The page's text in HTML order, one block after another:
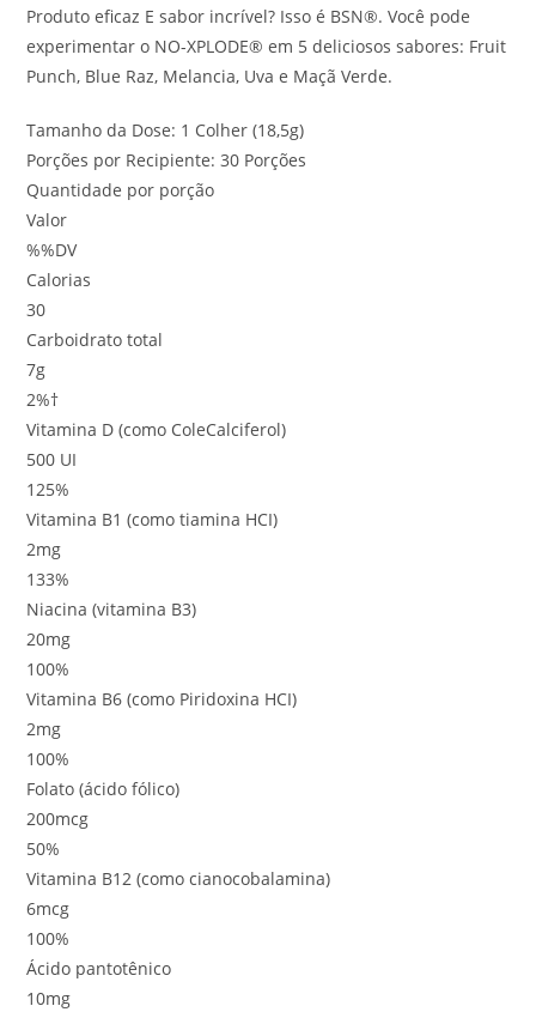
Produto eficaz E sabor incrível? Isso é BSN®. Você pode
experimentar o NO-XPLODE® em 5 deliciosos sabores: Fruit
Punch, Blue Raz, Melancia, Uva e Maçã Verde.
Tamanho da Dose: 1 Colher (18,5g)
Porções por Recipiente: 30 Porções
Quantidade por porção
Valor
%%DV
Calorias
30
Carboidrato total
7g
2%†
Vitamina D (como ColeCalciferol)
500 UI
125%
Vitamina B1 (como tiamina HCI)
2mg
133%
Niacina (vitamina B3)
20mg
100%
Vitamina B6 (como Piridoxina HCI)
2mg
100%
Folato (ácido fólico)
200mcg
50%
Vitamina B12 (como cianocobalamina)
6mcg
100%
Ácido pantotênico
10mg